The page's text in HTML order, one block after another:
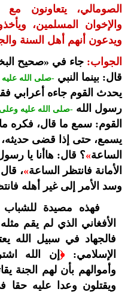
الصومالي، يتعاونون مع
والإخوان المسلمين،
ويدعون أنهم أهل السنة
الجواب: جاء في «صحيح
قال: بينما النبي -صلى الله
يحدث القوم جاءه أعرابي
رسول الله -صلى الله عليه
القوم: سمع ما قال، فكره
يسمع، حتى إذا قضى
الساعة»؟ قال: هاأنا يا
الأمانة فانتظر الساعة»،
وسد الأمر إلى غير أهله
فهذه مصيدة للشباب
الأفغاني الذي لم يقم
فالجهاد في سبيل الله
الإسلامي:﴿إن الله
وأموالهم بأن لهم الجنة
ويقتلون وعدا عليه حقا